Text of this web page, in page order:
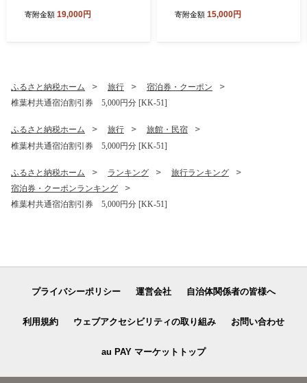
サンド 詰合せ【15個入】手
ダム 個包装 冷凍 人気 贈物
ギフト プレゼント 母の日］
寄附金額 19,000円
イト 90g × 3個 計 270g TT-
寄附金額 15,000円
ふるさと納税ホーム 旅行
宿泊券・クーポン
椎葉村共通宿泊割引券 5,000円分 [KK-51]
ふるさと納税ホーム 旅行
旅館・民宿
椎葉村共通宿泊割引券 5,000円分 [KK-51]
ふるさと納税ホーム ランキング
旅行ランキング
宿泊券・クーポンランキング
椎葉村共通宿泊割引券 5,000円分 [KK-51]
プライバシーポリシー 運営会社 自治体関係者の皆様へ
利用規約 ウェブアクセシビリティの取り組み お問い合わせ
au PAY マーケットトップ